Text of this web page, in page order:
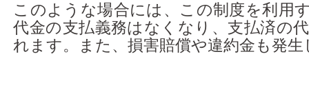
このような場合には、この制度を利用
代金の支払義務はなくなり、支払済の
れます。また、損害賠償や違約金も発